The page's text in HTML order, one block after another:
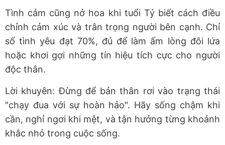
Tình cảm cũng nở hoa khi tuổi Tý biết cách điều
chỉnh cảm xúc và trân trọng người bên cạnh. Chỉ
số tình yêu đạt 70%, đủ để làm ấm lòng đôi lứa
hoặc khơi gợi những tín hiệu tích cực cho người
độc thân.
Lời khuyên: Đừng để bản thân rơi vào trạng thái
"chạy đua với sự hoàn hảo". Hãy sống chậm khi
cần, nghỉ ngơi khi mệt, và tận hưởng từng khoảnh
khắc nhỏ trong cuộc sống.